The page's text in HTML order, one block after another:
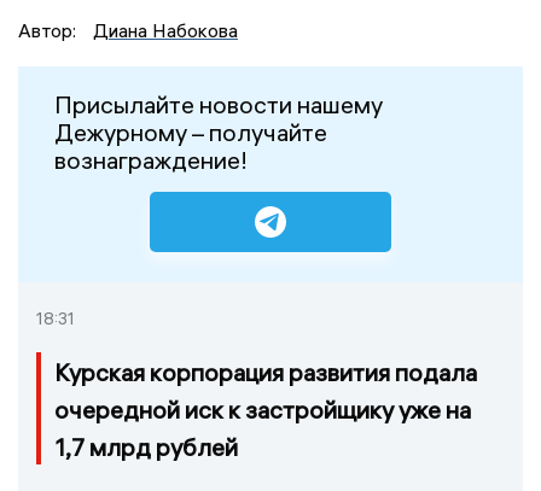
Автор:
Диана Набокова
Присылайте новости нашему
Дежурному – получайте
вознаграждение!
18:31
Курская корпорация развития подала
очередной иск к застройщику уже на
1,7 млрд рублей